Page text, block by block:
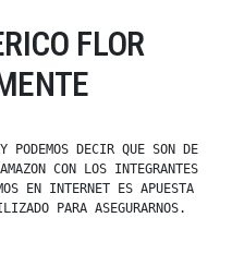
FLOR
PODEMOS DECIR QUE SON DE
CON LOS INTEGRANTES
EN INTERNET ES APUESTA
PARA ASEGURARNOS.